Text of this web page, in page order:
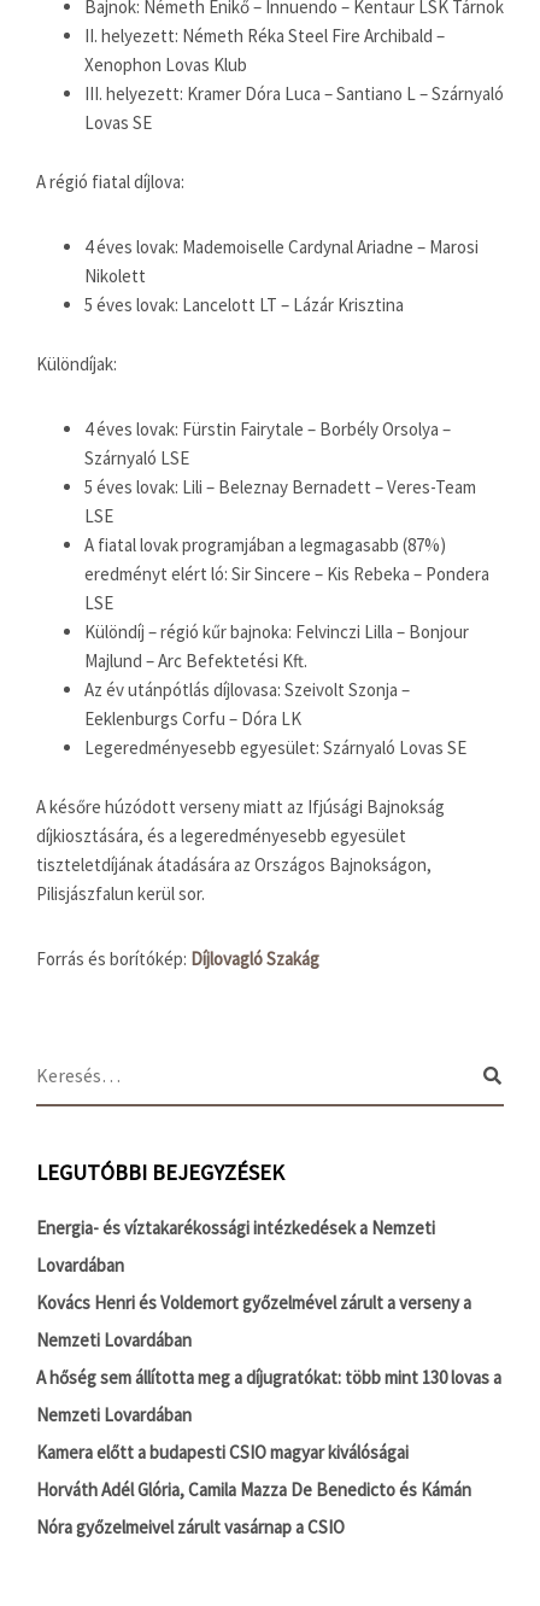
Bajnok: Németh Enikő – Innuendo – Kentaur LSK Tárnok
II. helyezett: Németh Réka Steel Fire Archibald –
Xenophon Lovas Klub
III. helyezett: Kramer Dóra Luca – Santiano L – Szárnyaló
Lovas SE
A régió fiatal díjlova:
4 éves lovak: Mademoiselle Cardynal Ariadne – Marosi
Nikolett
5 éves lovak: Lancelott LT – Lázár Krisztina
Különdíjak:
4 éves lovak: Fürstin Fairytale – Borbély Orsolya –
Szárnyaló LSE
5 éves lovak: Lili – Beleznay Bernadett – Veres-Team
LSE
A fiatal lovak programjában a legmagasabb (87%)
eredményt elért ló: Sir Sincere – Kis Rebeka – Pondera
LSE
Különdíj – régió kűr bajnoka: Felvinczi Lilla – Bonjour
Majlund – Arc Befektetési Kft.
Az év utánpótlás díjlovasa: Szeivolt Szonja –
Eeklenburgs Corfu – Dóra LK
Legeredményesebb egyesület: Szárnyaló Lovas SE
A későre húzódott verseny miatt az Ifjúsági Bajnokság
díjkiosztására, és a legeredményesebb egyesület
tiszteletdíjának átadására az Országos Bajnokságon,
Pilisjászfalun kerül sor.
Forrás és borítókép: Díjlovagló Szakág
LEGUTÓBBI BEJEGYZÉSEK
Energia- és víztakarékossági intézkedések a Nemzeti
Lovardában
Kovács Henri és Voldemort győzelmével zárult a verseny a
Nemzeti Lovardában
A hőség sem állította meg a díjugratókat: több mint 130 lovas a
Nemzeti Lovardában
Kamera előtt a budapesti CSIO magyar kiválóságai
Horváth Adél Glória, Camila Mazza De Benedicto és Kámán
Nóra győzelmeivel zárult vasárnap a CSIO